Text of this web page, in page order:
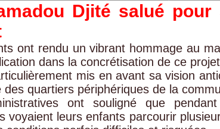
Djité salué
ont rendu un vibrant hommage au
dans la concrétisation de ce
mis en avant sa vision
des quartiers périphériques de la
ont souligné que
voyaient leurs enfants parcourir